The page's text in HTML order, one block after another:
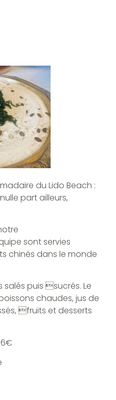
du Lido Beach :
part ailleurs,
sont servies
chinés dans le monde
puis sucrés. Le
chaudes, jus de
fruits et desserts